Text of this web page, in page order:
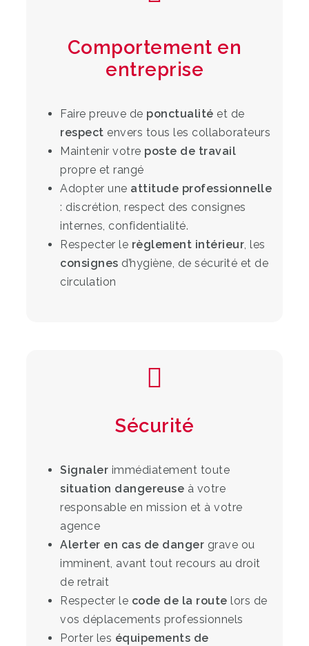
Comportement en
entreprise
Faire preuve de ponctualité et de
respect envers tous les collaborateurs
Maintenir votre poste de travail
propre et rangé
Adopter une attitude professionnelle
: discrétion, respect des consignes
internes, confidentialité.
Respecter le règlement intérieur, les
consignes d’hygiène, de sécurité et de
circulation
Sécurité
Signaler immédiatement toute
situation dangereuse à votre
responsable en mission et à votre
agence
Alerter en cas de danger grave ou
imminent, avant tout recours au droit
de retrait
Respecter le code de la route lors de
vos déplacements professionnels
Porter les équipements de